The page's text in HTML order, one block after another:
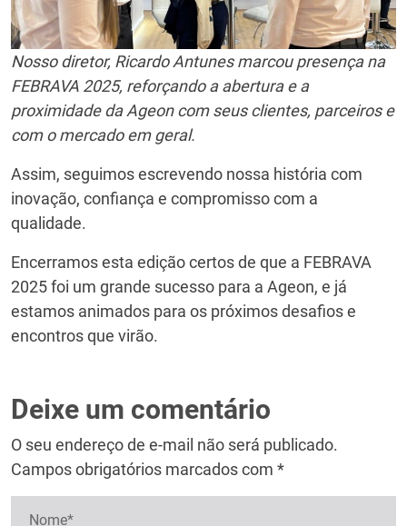
Nosso diretor, Ricardo Antunes marcou presença na
FEBRAVA 2025, reforçando a abertura e a
proximidade da Ageon com seus clientes, parceiros e
com o mercado em geral.
Assim, seguimos escrevendo nossa história com
inovação, confiança e compromisso com a
qualidade.
Encerramos esta edição certos de que a FEBRAVA
2025 foi um grande sucesso para a Ageon, e já
estamos animados para os próximos desafios e
encontros que virão.
Deixe um comentário
O seu endereço de e-mail não será publicado.
Campos obrigatórios marcados com *